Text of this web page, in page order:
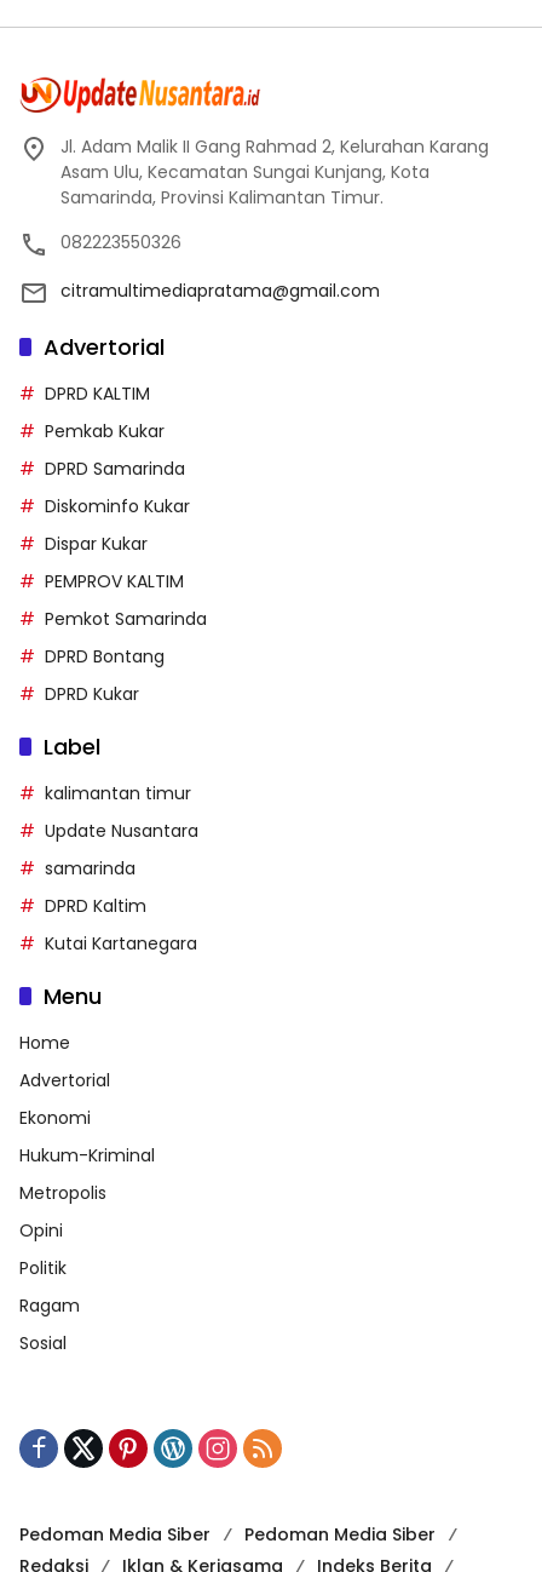
Jl. Adam Malik II Gang Rahmad 2, Kelurahan Karang
Asam Ulu, Kecamatan Sungai Kunjang, Kota
Samarinda, Provinsi Kalimantan Timur.
082223550326
citramultimediapratama@gmail.com
Advertorial
DPRD KALTIM
Pemkab Kukar
DPRD Samarinda
Diskominfo Kukar
Dispar Kukar
PEMPROV KALTIM
Pemkot Samarinda
DPRD Bontang
DPRD Kukar
Label
kalimantan timur
Update Nusantara
samarinda
DPRD Kaltim
Kutai Kartanegara
Menu
Home
Advertorial
Ekonomi
Hukum-Kriminal
Metropolis
Opini
Politik
Ragam
Sosial
Pedoman Media Siber
Pedoman Media Siber
Redaksi
Iklan & Kerjasama Indeks Berita